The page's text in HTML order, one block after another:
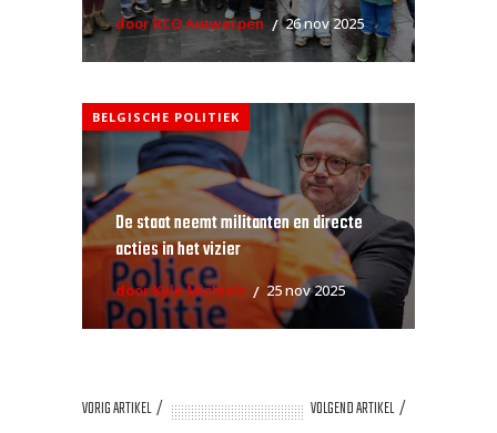
door RCO Antwerpen 26 nov 2025
BELGISCHE POLITIEK
De staat neemt militanten en directe
acties in het vizier
door Kyle Michiels 25 nov 2025
VORIG ARTIKEL VOLGEND ARTIKEL